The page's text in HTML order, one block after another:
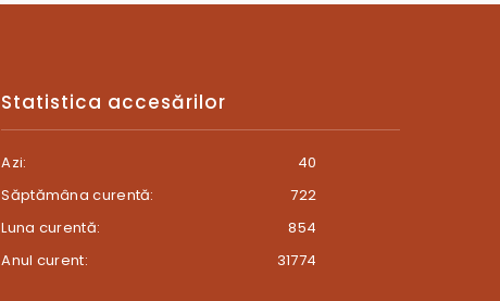
Statistica accesărilor
Azi:
40
Săptămâna curentă:
722
Luna curentă:
854
Anul curent:
31774